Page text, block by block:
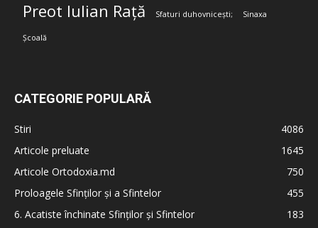
Preot Iulian Rață Sfaturi duhovnicești; Sinaxa
Școală
CATEGORIE POPULARĂ
Stiri
4086
Articole preluate
1645
Articole Ortodoxia.md
750
Proloagele Sfinților și a Sfintelor
455
6. Acatiste închinate Sfinților și Sfintelor
183